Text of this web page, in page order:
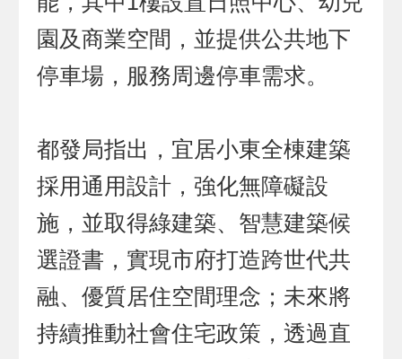
園及商業空間，並提供公共地下
停車場，服務周邊停車需求。
都發局指出，宜居小東全棟建築
採用通用設計，強化無障礙設
施，並取得綠建築、智慧建築候
選證書，實現市府打造跨世代共
融、優質居住空間理念；未來將
持續推動社會住宅政策，透過直